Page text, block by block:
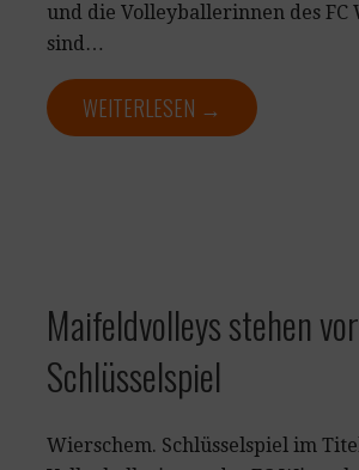
und die Volleyballerinnen des FC
sind…
WEITERLESEN →
Maifeldvolleys stehen
Schlüsselspiel
Wierschem. Schlüsselspiel im